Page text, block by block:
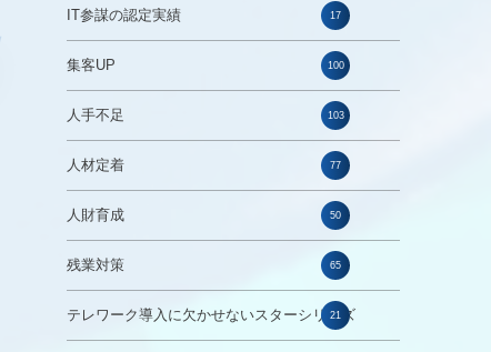
IT参謀の認定実績 17
集客UP 100
人手不足 103
人材定着 77
人財育成 50
残業対策 65
テレワーク導入に欠かせないスターシリーズ
21